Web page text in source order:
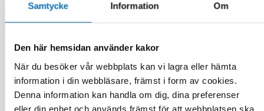
Samtycke Information Om
Den här hemsidan använder kakor
När du besöker vår webbplats kan vi lagra eller hämta
information i din webbläsare, främst i form av cookies.
Denna information kan handla om dig, dina preferenser
eller din enhet och används främst för att webbplatsen ska
FOLKHÄLSA
21 jan 2021
Drug Researchers’ Assembly 2021